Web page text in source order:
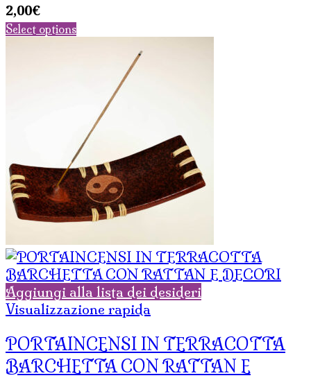
2,00€
Select options
Aggiungi alla lista dei desideri
Visualizzazione rapida
PORTAINCENSI IN TERRACOTTA
BARCHETTA CON RATTAN E